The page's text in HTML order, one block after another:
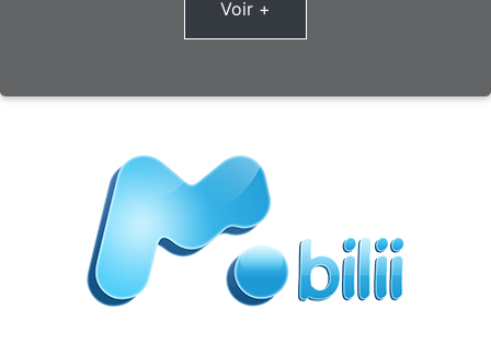
Voir +